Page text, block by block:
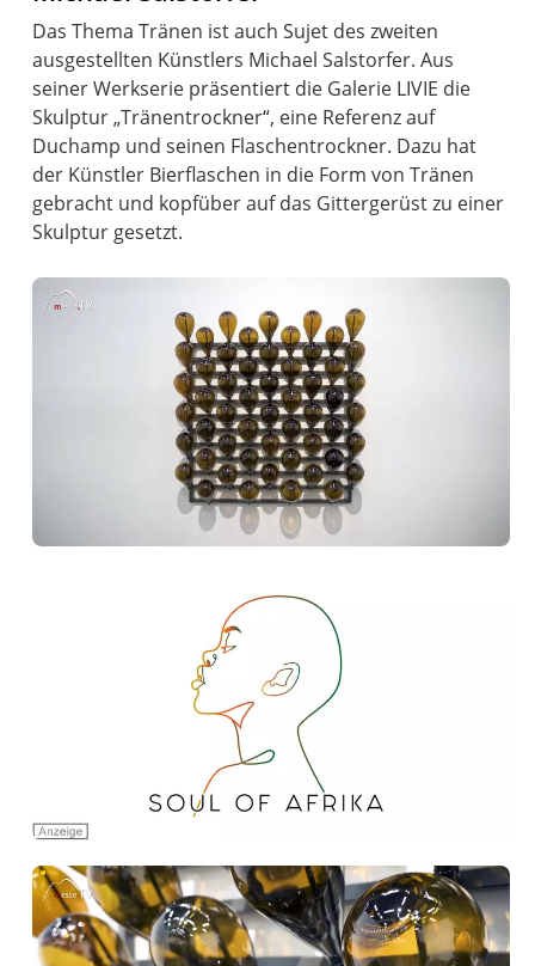
Das Thema Tränen ist auch Sujet des zweiten
ausgestellten Künstlers Michael Salstorfer. Aus
seiner Werkserie präsentiert die Galerie LIVIE die
Skulptur „Tränentrockner“, eine Referenz auf
Duchamp und seinen Flaschentrockner. Dazu hat
der Künstler Bierflaschen in die Form von Tränen
gebracht und kopfüber auf das Gittergerüst zu einer
Skulptur gesetzt.